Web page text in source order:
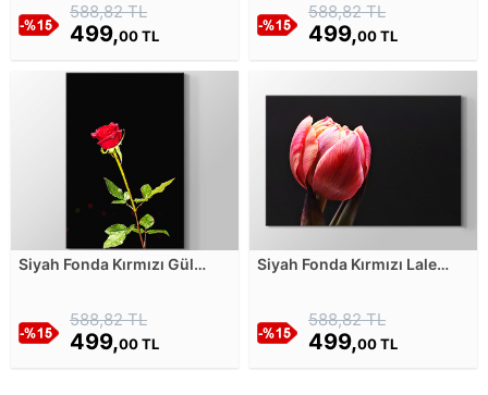
588,82 TL
499,00 TL
588,82 TL
499,00 TL
Siyah Fonda Kırmızı Gül
588,82 TL
499,00 TL
Siyah Fonda Kırmızı Lale
588,82 TL
499,00 TL